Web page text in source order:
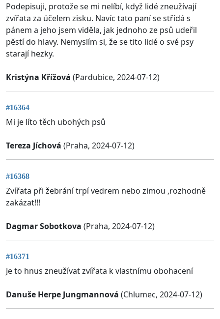
Podepisuji, protože se mi nelíbí, když lidé zneužívají
zvířata za účelem zisku. Navíc tato paní se střídá s
pánem a jeho jsem viděla, jak jednoho ze psů udeřil
pěstí do hlavy. Nemyslím si, že se tito lidé o své psy
starají hezky.
Kristýna Křížová (Pardubice, 2024-07-12)
#16364
Mi je líto těch ubohých psů
Tereza Jíchová (Praha, 2024-07-12)
#16368
Zvířata při žebrání trpí vedrem nebo zimou ,rozhodně
zakázat!!!
Dagmar Sobotkova (Praha, 2024-07-12)
#16371
Je to hnus zneužívat zvířata k vlastnímu obohacení
Danuše Herpe Jungmannová (Chlumec, 2024-07-12)